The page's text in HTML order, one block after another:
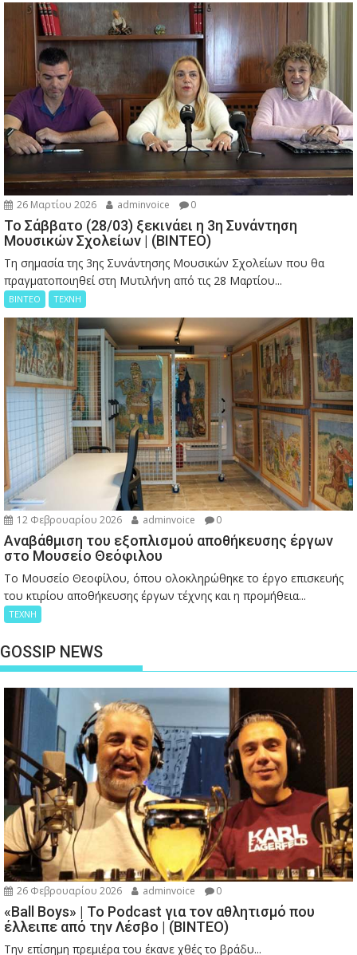
26 Μαρτίου 2026 adminvoice 0
Το Σάββατο (28/03) ξεκινάει η 3η Συνάντηση
Μουσικών Σχολείων | (ΒΙΝΤΕΟ)
Τη σημασία της 3ης Συνάντησης Μουσικών Σχολείων που θα
πραγματοποιηθεί στη Μυτιλήνη από τις 28 Μαρτίου...
ΒΙΝΤΕΟ ΤΕΧΝΗ
12 Φεβρουαρίου 2026 adminvoice 0
Αναβάθμιση του εξοπλισμού αποθήκευσης έργων
στο Μουσείο Θεόφιλου
Το Μουσείο Θεοφίλου, όπου ολοκληρώθηκε το έργο επισκευής
του κτιρίου αποθήκευσης έργων τέχνης και η προμήθεια...
ΤΕΧΝΗ
GOSSIP NEWS
26 Φεβρουαρίου 2026 adminvoice 0
«Ball Boys» | Το Podcast για τον αθλητισμό που
έλλειπε από την Λέσβο | (ΒΙΝΤΕΟ)
Την επίσημη πρεμιέρα του έκανε χθές το βράδυ...